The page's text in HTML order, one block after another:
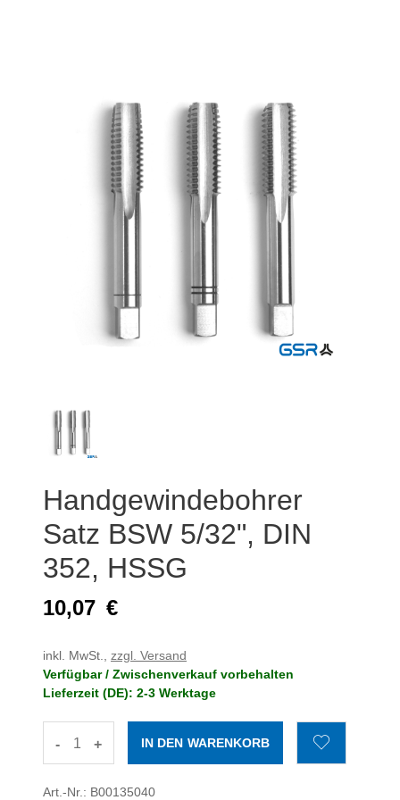
Handgewindebohrer
Satz BSW 5/32", DIN
352, HSSG
10,07 €
inkl. MwSt., zzgl. Versand
Verfügbar / Zwischenverkauf vorbehalten
Lieferzeit (DE): 2-3 Werktage
- +
Art.-Nr.: B00135040